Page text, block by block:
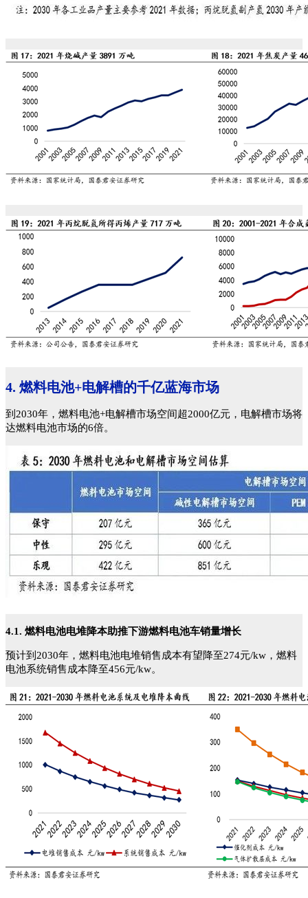
4. 燃料电池+电解槽的千亿蓝海市场
到2030年，燃料电池+电解槽市场空间超2000亿元，电解槽市场将
达燃料电池市场的6倍。
4.1. 燃料电池电堆降本助推下游燃料电池车销量增长
预计到2030年，燃料电池电堆销售成本有望降至274元/kw，燃料
电池系统销售成本降至456元/kw。